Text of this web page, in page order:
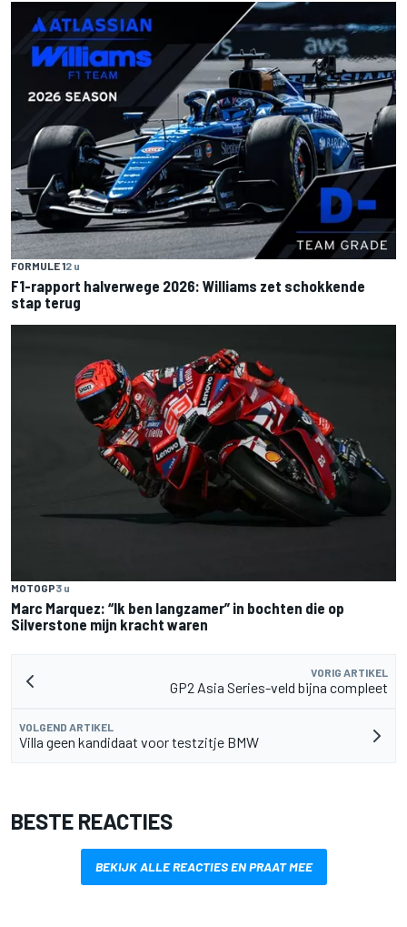
FORMULE 12 u
F1-rapport halverwege 2026: Williams zet schokkende
stap terug
MOTOGP3 u
Marc Marquez: “Ik ben langzamer” in bochten die op
Silverstone mijn kracht waren
VORIG ARTIKEL
GP2 Asia Series-veld bijna compleet
VOLGEND ARTIKEL
Villa geen kandidaat voor testzitje BMW
BESTE REACTIES
BEKIJK ALLE REACTIES EN PRAAT MEE